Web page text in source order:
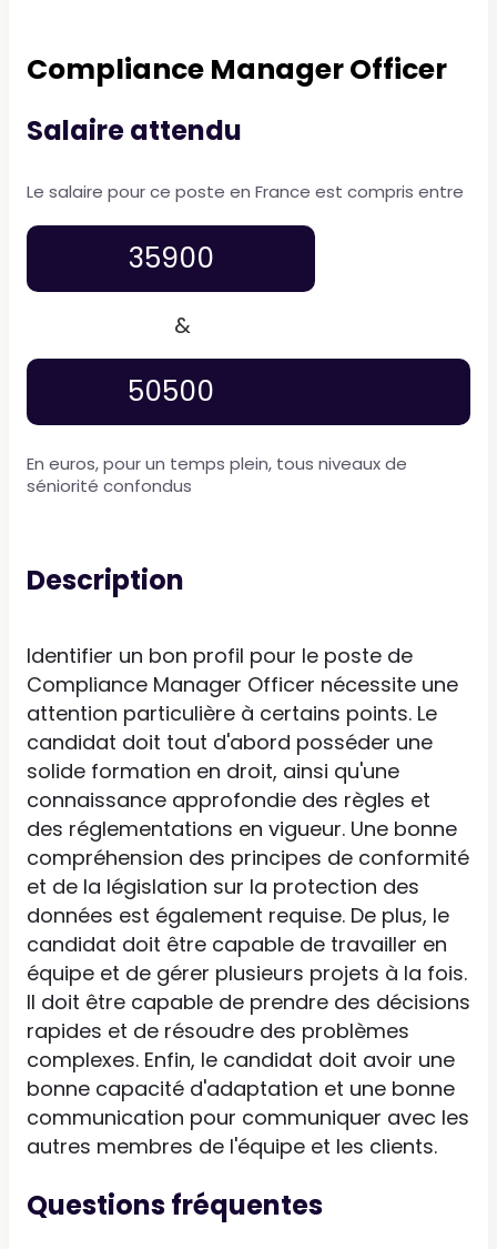
Compliance Manager Officer
Salaire attendu
Le salaire pour ce poste en France est compris entre
35900
&
50500
En euros, pour un temps plein, tous niveaux de
séniorité confondus
Description
Identifier un bon profil pour le poste de
Compliance Manager Officer nécessite une
attention particulière à certains points. Le
candidat doit tout d'abord posséder une
solide formation en droit, ainsi qu'une
connaissance approfondie des règles et
des réglementations en vigueur. Une bonne
compréhension des principes de conformité
et de la législation sur la protection des
données est également requise. De plus, le
candidat doit être capable de travailler en
équipe et de gérer plusieurs projets à la fois.
Il doit être capable de prendre des décisions
rapides et de résoudre des problèmes
complexes. Enfin, le candidat doit avoir une
bonne capacité d'adaptation et une bonne
communication pour communiquer avec les
autres membres de l'équipe et les clients.
Questions fréquentes